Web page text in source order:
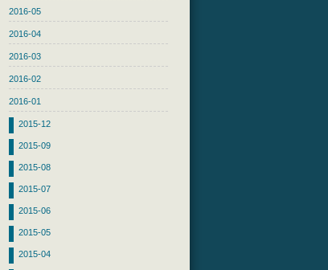
2016-05
2016-04
2016-03
2016-02
2016-01
2015-12
2015-09
2015-08
2015-07
2015-06
2015-05
2015-04